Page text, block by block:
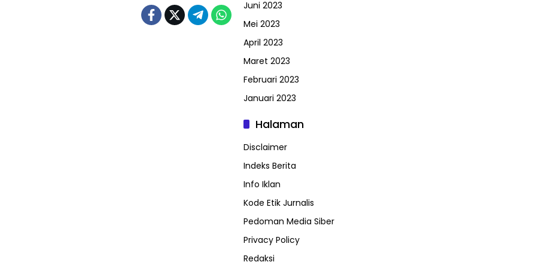
Juni 2023
Mei 2023
April 2023
Maret 2023
Februari 2023
Januari 2023
Halaman
Disclaimer
Indeks Berita
Info Iklan
Kode Etik Jurnalis
Pedoman Media Siber
Privacy Policy
Redaksi